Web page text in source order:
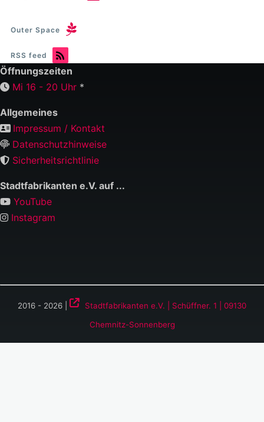
Outer Space
RSS feed
Öffnungszeiten
Mi 16 - 20 Uhr *
Allgemeines
Impressum / Kontakt
Datenschutzhinweise
Sicherheitsrichtlinie
Stadtfabrikanten e.V. auf ...
YouTube
Instagram
2016 - 2026 | Stadtfabrikanten e.V. | Schüffner. 1 | 09130
Chemnitz-Sonnenberg